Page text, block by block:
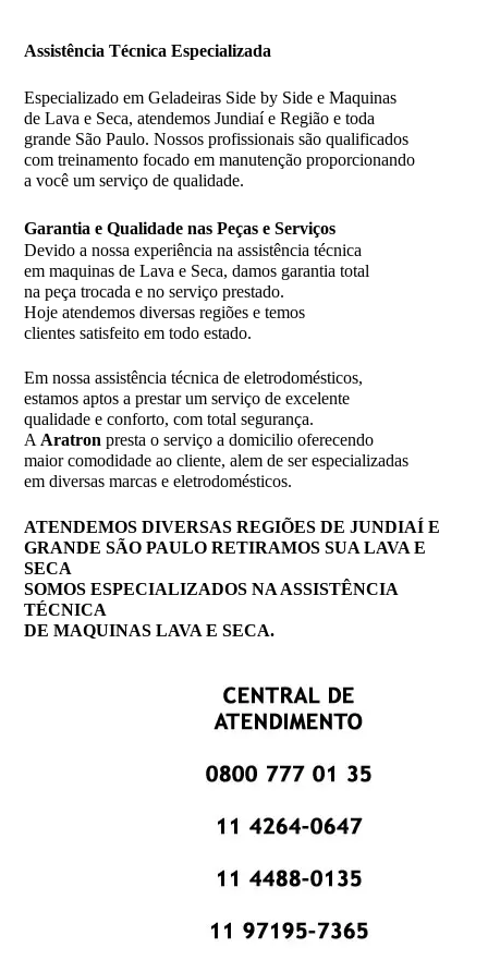
Assistência Técnica Especializada
Especializado em Geladeiras Side by Side e Maquinas
de Lava e Seca, atendemos Jundiaí e Região e toda
grande São Paulo. Nossos profissionais são qualificados
com treinamento focado em manutenção proporcionando
a você um serviço de qualidade.
Garantia e Qualidade nas Peças e Serviços
Devido a nossa experiência na assistência técnica
em maquinas de Lava e Seca, damos garantia total
na peça trocada e no serviço prestado.
Hoje atendemos diversas regiões e temos
clientes satisfeito em todo estado.
Em nossa assistência técnica de eletrodomésticos,
estamos aptos a prestar um serviço de excelente
qualidade e conforto, com total segurança.
AAratron presta o serviço a domicilio oferecendo
maior comodidade ao cliente, alem de ser especializadas
em diversas marcas e eletrodomésticos.
ATENDEMOS DIVERSAS REGIÕES DE JUNDIAÍ E
GRANDE SÃO PAULO RETIRAMOS SUA LAVA E
SECA
SOMOS ESPECIALIZADOS NA ASSISTÊNCIA
TÉCNICA
DE MAQUINAS LAVA E SECA.